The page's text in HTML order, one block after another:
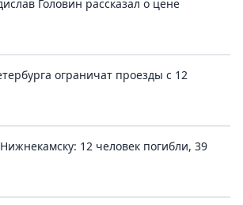
Головин рассказал о цене
ограничат проезды с 12
12 человек погибли, 39